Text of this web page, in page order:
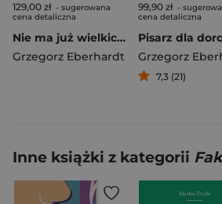
129,00 zł - sugerowana
cena detaliczna
Nie ma już wielkich rzeźbiarzy, poza mną. Rzecz o Stanisławie Szukalskim
Grzegorz Eberhardt
99,90 zł -
cena detaliczna
Grzegorz
7,3 (21)
Inne książki z kategorii